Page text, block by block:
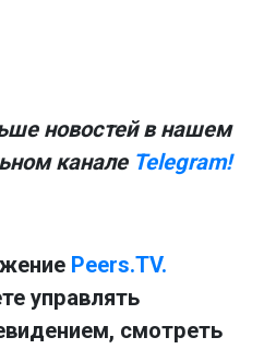
новостей в нашем
канале Telegram!
Peers.TV.
управлять
смотреть